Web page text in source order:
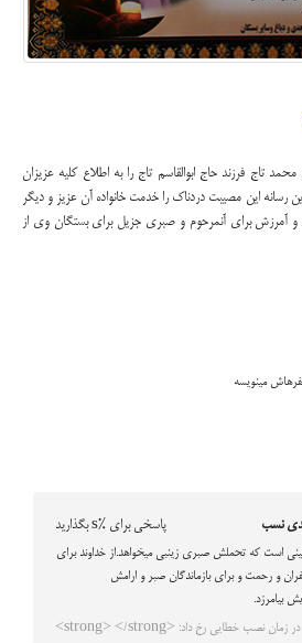
تاج فرزند حاج ابوالقاسم تاج را به اطلاع کلیه عزیزان
رسانه این مصیبت دردناک را خدمت خانواده آن عزیز و دیگر
آمرزش برای آنمرحوم و صبری جزیل برای بستگان وی از
مینویسه
نسب پاسخی برای %s بگذارید
است که تحملش صبری زینبی میخواهد.از خداوند برای
و رحمت و برای بازماندگان صبر و ارامش
بیامرزد.
در زمان نصب خطایی رخ داد: <strong> </strong>